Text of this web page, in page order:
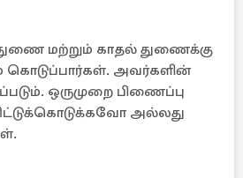
மற்றும் காதல் துணைக்கு
கொடுப்பார்கள். அவர்களின்
ஒருமுறை பிணைப்பு
அல்லது